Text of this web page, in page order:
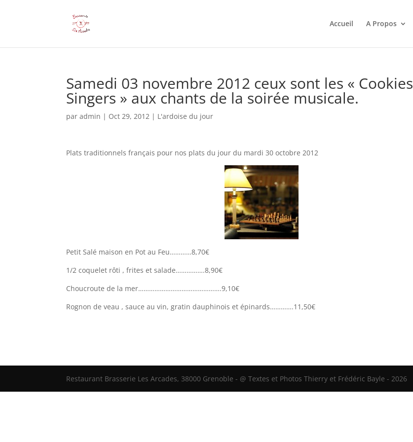
Accueil A Propos
Samedi 03 novembre 2012 ceux sont les « Cookies
Singers » aux chants de la soirée musicale.
paradmin | Oct 29, 2012 | L'ardoise du jour
Plats traditionnels français pour nos plats du jour du mardi 30 octobre 2012
Petit Salé maison en Pot au Feu…………8,70€
1/2 coquelet rôti , frites et salade…………….8,90€
Choucroute de la mer……………………………………….9,10€
Rognon de veau , sauce au vin, gratin dauphinois et épinards………….11,50€
Restaurant Brasserie Les Arcades, 38000 Grenoble - @ Textes et Photos Thierry et Frédéric Bayle - 2026